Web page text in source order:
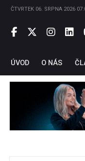
ČTVRTEK 06. SRPNA 2026
ÚVOD O NÁS